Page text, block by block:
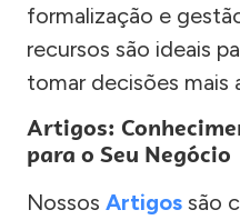
formalização e
recursos são ideais
tomar decisões mais
Artigos:
para o Seu Negócio
Nossos Artigos são